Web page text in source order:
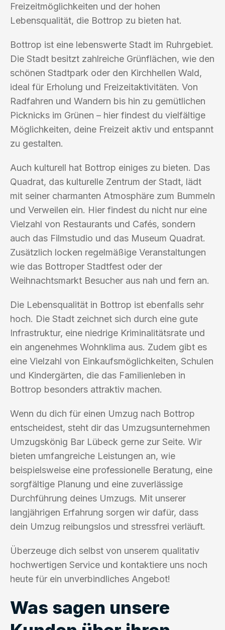
Freizeitmöglichkeiten und der hohen
Lebensqualität, die Bottrop zu bieten hat.
Bottrop ist eine lebenswerte Stadt im Ruhrgebiet.
Die Stadt besitzt zahlreiche Grünflächen, wie den
schönen Stadtpark oder den Kirchhellen Wald,
ideal für Erholung und Freizeitaktivitäten. Von
Radfahren und Wandern bis hin zu gemütlichen
Picknicks im Grünen – hier findest du vielfältige
Möglichkeiten, deine Freizeit aktiv und entspannt
zu gestalten.
Auch kulturell hat Bottrop einiges zu bieten. Das
Quadrat, das kulturelle Zentrum der Stadt, lädt
mit seiner charmanten Atmosphäre zum Bummeln
und Verweilen ein. Hier findest du nicht nur eine
Vielzahl von Restaurants und Cafés, sondern
auch das Filmstudio und das Museum Quadrat.
Zusätzlich locken regelmäßige Veranstaltungen
wie das Bottroper Stadtfest oder der
Weihnachtsmarkt Besucher aus nah und fern an.
Die Lebensqualität in Bottrop ist ebenfalls sehr
hoch. Die Stadt zeichnet sich durch eine gute
Infrastruktur, eine niedrige Kriminalitätsrate und
ein angenehmes Wohnklima aus. Zudem gibt es
eine Vielzahl von Einkaufsmöglichkeiten, Schulen
und Kindergärten, die das Familienleben in
Bottrop besonders attraktiv machen.
Wenn du dich für einen Umzug nach Bottrop
entscheidest, steht dir das Umzugsunternehmen
Umzugskönig Bar Lübeck gerne zur Seite. Wir
bieten umfangreiche Leistungen an, wie
beispielsweise eine professionelle Beratung, eine
sorgfältige Planung und eine zuverlässige
Durchführung deines Umzugs. Mit unserer
langjährigen Erfahrung sorgen wir dafür, dass
dein Umzug reibungslos und stressfrei verläuft.
Überzeuge dich selbst von unserem qualitativ
hochwertigen Service und kontaktiere uns noch
heute für ein unverbindliches Angebot!
Was sagen unsere